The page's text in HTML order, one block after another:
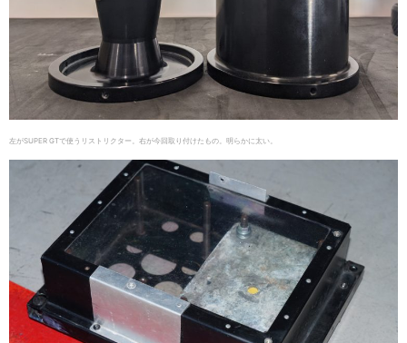
左がSUPER GTで使うリストリクター。右が今回取り付けたもの。明らかに太い。